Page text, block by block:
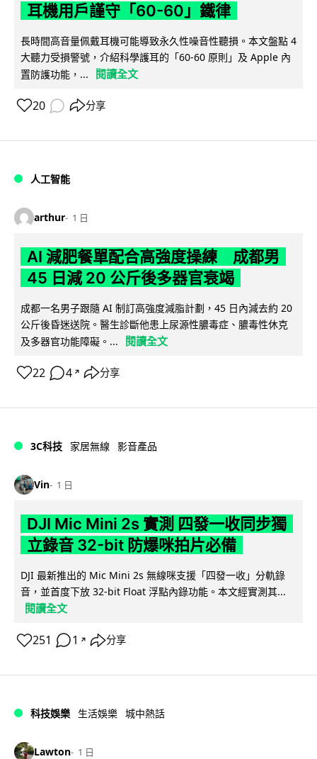
耳機用戶謹守「60-60」鐵律
長時間高音量佩戴耳機可能導致永久性噪音性聽損。本文盤點 4
大聽力受損警號，介紹科學護耳的「60-60 原則」及 Apple 內
置防護功能，...
閱讀全文
20 分享
人工智能
arthur 1 日
AI 減肥餐單配合高強度操練 成都男
45 日減 20 公斤後多器官衰竭
成都一名男子跟隨 AI 制訂高強度減脂計劃，45 日內減去約 20
公斤後昏迷送院。醫生診斷他患上尿源性膿毒症、膿毒性休克
及多器官功能障礙。...
閱讀全文
22 4 ↗ 分享
3C科技 家居無線 影音產品
Vin 1 日
DJI Mic Mini 2s 實測 四發一收同步獨
立錄音 32-bit 防爆咪拍片必備
DJI 最新推出的 Mic Mini 2s 無線咪支援「四發一收」分軌錄
音，並首度下放 32-bit Float 浮點內錄功能。本文經實測其...
閱讀全文
251 1 ↗ 分享
科技娛樂 生活娛樂 城中熱話
Lawton 1 日